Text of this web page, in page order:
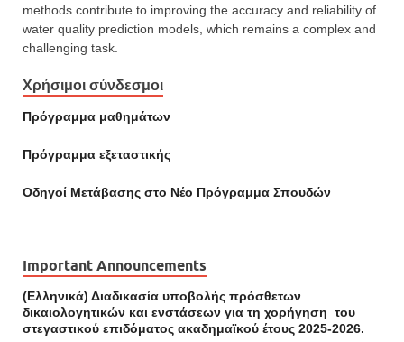
methods contribute to improving the accuracy and reliability of
water quality prediction models, which remains a complex and
challenging task.
Χρήσιμοι σύνδεσμοι
Πρόγραμμα μαθημάτων
Πρόγραμμα εξεταστικής
Οδηγοί Mετάβασης στο Νέο Πρόγραμμα Σπουδών
Important Announcements
(Ελληνικά) Διαδικασία υποβολής πρόσθετων
δικαιολογητικών και ενστάσεων για τη χορήγηση του
στεγαστικού επιδόματος ακαδημαϊκού έτους 2025-2026.